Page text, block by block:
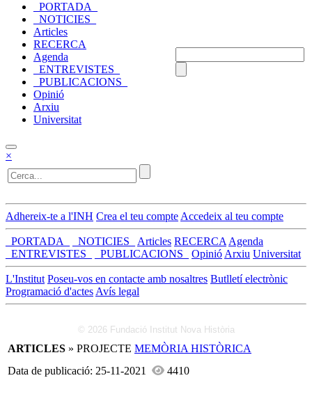
_PORTADA_
_NOTICIES_
Articles
RECERCA
Agenda
_ENTREVISTES_
_PUBLICACIONS_
Opinió
Arxiu
Universitat
×
Adhereix-te a l'INH Crea el teu compte Accedeix al teu compte
_PORTADA_ _NOTICIES_ Articles RECERCA Agenda
_ENTREVISTES_
_PUBLICACIONS_ Opinió Arxiu Universitat
L'Institut Poseu-vos en contacte amb nosaltres Butlletí electrònic
Programació d'actes Avís legal
© 2026 Fundació Institut Nova Història
ARTICLES » PROJECTE MEMÒRIA HISTÒRICA
Data de publicació: 25-11-2021
4410